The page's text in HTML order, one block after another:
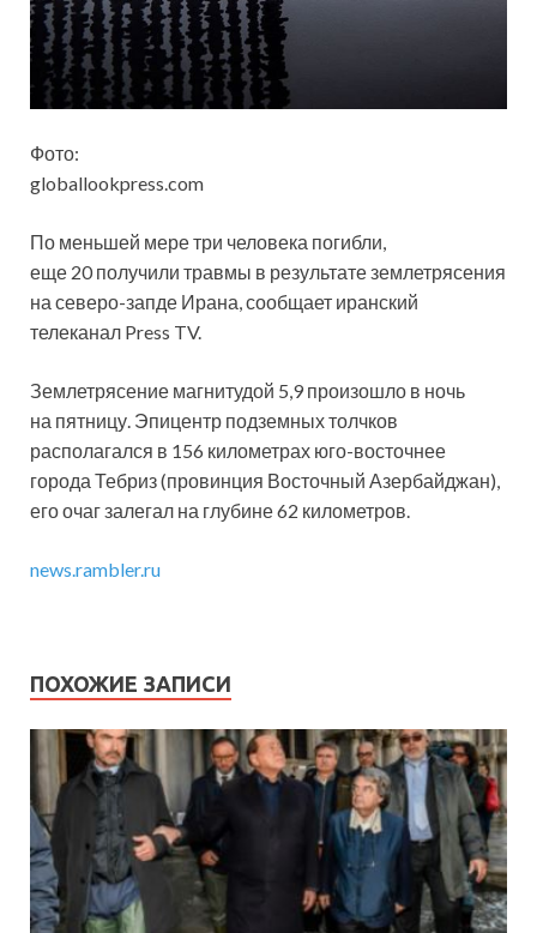
Фото:
globallookpress.com
По меньшей мере три человека погибли,
еще 20 получили травмы в результате землетрясения
на северо-запде Ирана, сообщает иранский
телеканал Press TV.
Землетрясение магнитудой 5,9 произошло в ночь
на пятницу. Эпицентр подземных толчков
располагался в 156 километрах юго-восточнее
города Тебриз (провинция Восточный Азербайджан),
его очаг залегал на глубине 62 километров.
news.rambler.ru
ПОХОЖИЕ ЗАПИСИ